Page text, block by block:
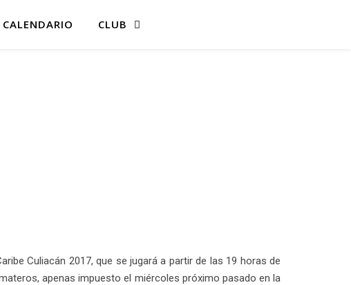
CALENDARIO CLUB
Culiacán 2017, que se jugará a partir de las 19 horas de
apenas impuesto el miércoles próximo pasado en la